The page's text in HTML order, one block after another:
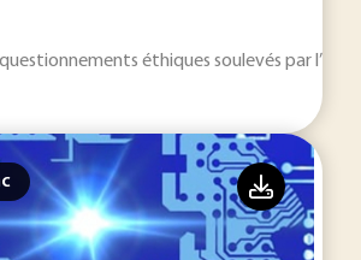
éthiques soulevés par l’IA